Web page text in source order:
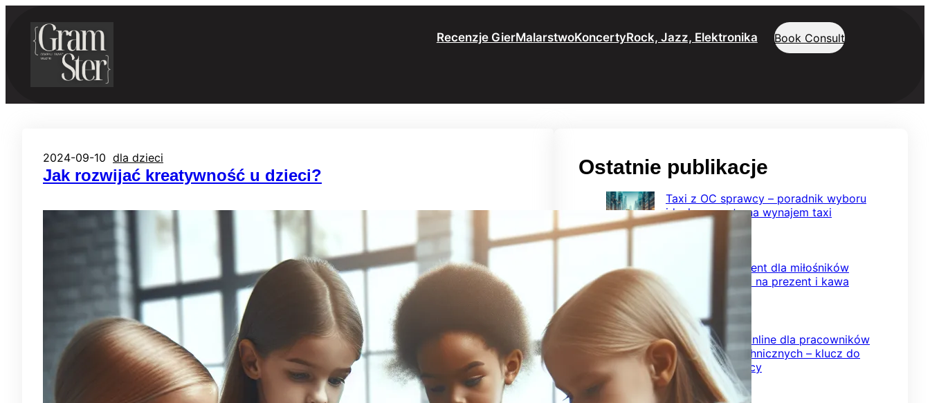
Recenzje GierMalarstwoKoncertyRock, Jazz, Elektronika Book Consult
2024-09-10 dla dzieci
Jak rozwijać kreatywność u dzieci? Ostatnie publikacje
Taxi z OC sprawcy – poradnik wyboru
idealnego auta na wynajem taxi
Wyjątkowy prezent dla miłośników
smaku – herbata na prezent i kawa
ziarnista
2026-02-08
Szkolenia BHP online dla pracowników
inżynieryjno-technicznych – klucz do
bezpiecznej pracy
2026-02-03